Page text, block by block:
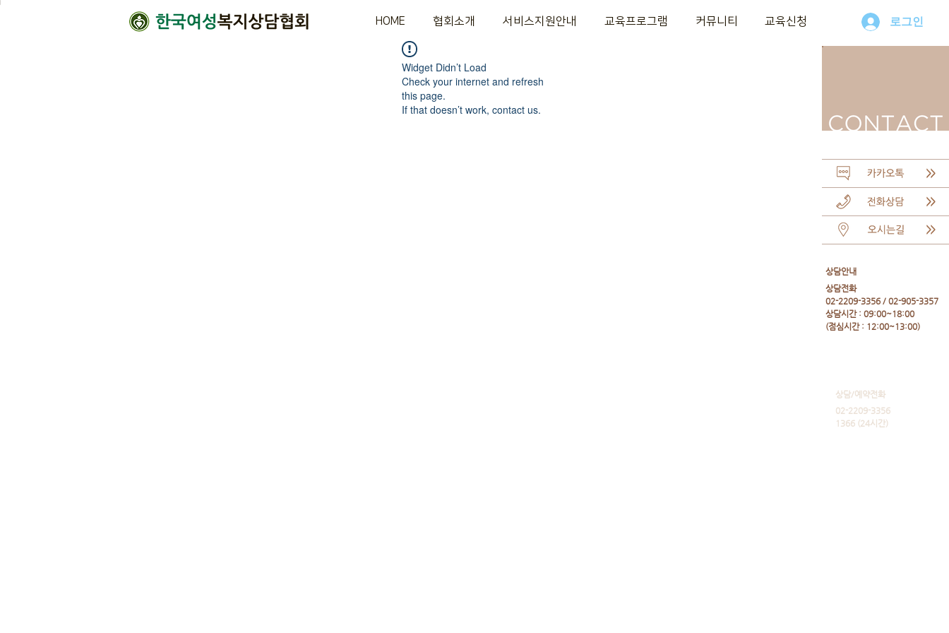
​상담안내
​상담전화
02-2209-3356 / 02-905-3357
상담시간 : 09:00~18:00
​(점심시간 : 12:00~13:00)
​상담/예약전화
02-2209-3356
1366 (24시간)
HOME 협회소개 서비스지원안내 교육프로그램 커뮤니티 교육신청 로그인
Widget Didn’t Load
Check your internet and refresh
this page.
If that doesn’t work, contact us.